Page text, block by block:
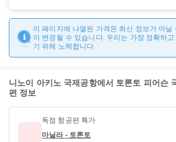
이 페이지에 나열된 가격은 최신 정보가 아닐
이 변경될 수 있습니다. 우리는 가장 정확하
기 위해 노력합니다.
니노이 아키노 국제공항에서 토론토 피어슨
편 정보
독점 항공편 특가
마닐라 - 토론토